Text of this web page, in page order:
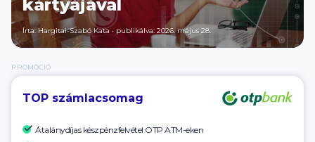
kártyájával
Írta:Hargitai-Szabó Kata• publikálva: 2026. május 28.
PROMÓCIÓ
TOP számlacsomag
Átalánydíjas készpénzfelvétel OTP ATM-eken